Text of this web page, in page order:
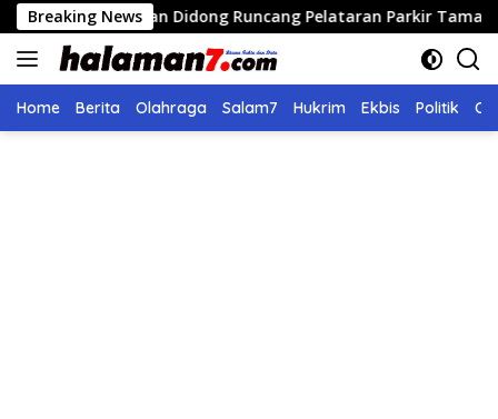
Langsung
ke
konten
Breaking News
Didong Runcang Pelataran Parkir Taman Ratu
Home Berita Olahraga Salam7 Hukrim Ekbis Politik